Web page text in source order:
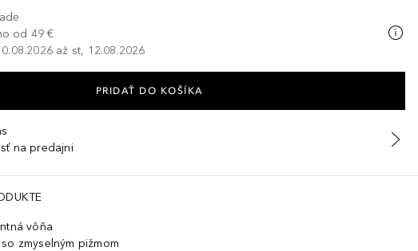
od 49 €
až st, 12.08.2026
PRIDAŤ DO KOŠÍKA
na predajni
vôňa
zmyselným pižmom